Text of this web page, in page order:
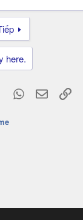
here.
Tumblr WhatsApp
Email